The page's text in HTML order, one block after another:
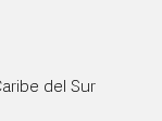
del Sur